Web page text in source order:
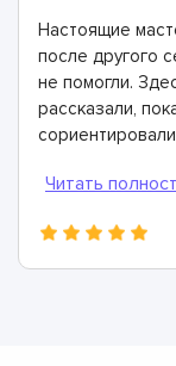
Настоящие
после другого
не помогли.
рассказали,